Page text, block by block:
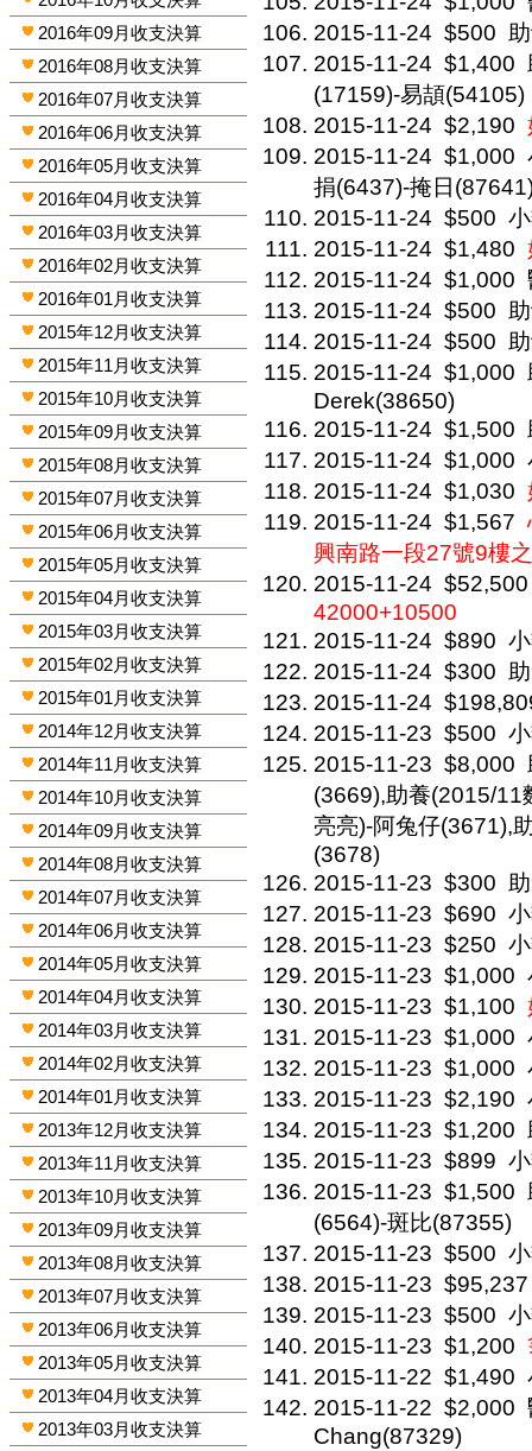
2016年09月收支決算
2016年08月收支決算
2016年07月收支決算
2016年06月收支決算
2016年05月收支決算
2016年04月收支決算
2016年03月收支決算
2016年02月收支決算
2016年01月收支決算
2015年12月收支決算
2015年11月收支決算
2015年10月收支決算
2015年09月收支決算
2015年08月收支決算
2015年07月收支決算
2015年06月收支決算
2015年05月收支決算
2015年04月收支決算
2015年03月收支決算
2015年02月收支決算
2015年01月收支決算
2014年12月收支決算
2014年11月收支決算
2014年10月收支決算
2014年09月收支決算
2014年08月收支決算
2014年07月收支決算
2014年06月收支決算
2014年05月收支決算
2014年04月收支決算
2014年03月收支決算
2014年02月收支決算
2014年01月收支決算
2013年12月收支決算
2013年11月收支決算
2013年10月收支決算
2013年09月收支決算
2013年08月收支決算
2013年07月收支決算
2013年06月收支決算
2013年05月收支決算
2013年04月收支決算
2013年03月收支決算
2015-11-24 $500
2015-11-24 $1,400
(17159)-易頡(54105)
2015-11-24 $2,190
2015-11-24 $1,000
捐(6437)-掩日
2015-11-24 $500
2015-11-24 $1,480
2015-11-24 $1,000
2015-11-24 $500
2015-11-24 $500
2015-11-24 $1,000
Derek(38650)
2015-11-24 $1,500
2015-11-24 $1,000
2015-11-24 $1,030
2015-11-24 $1,567
興南路一段27號9樓
2015-11-24 $52,500
42000+10500
2015-11-24 $890
2015-11-24 $300
2015-11-24
2015-11-23 $500
2015-11-23 $8,000
(3669),助養(2015/11
亮亮)-阿兔仔(3671),
(3678)
2015-11-23 $300
2015-11-23 $690
2015-11-23 $250
2015-11-23 $1,000
2015-11-23 $1,100
2015-11-23 $1,000
2015-11-23 $1,000
2015-11-23 $2,190
2015-11-23 $1,200
2015-11-23 $899
2015-11-23 $1,500
(6564)-斑比(87355)
2015-11-23 $500
2015-11-23 $95,237
2015-11-23 $500
2015-11-23 $1,200
2015-11-22 $1,490
2015-11-22 $2,000
Chang(87329)